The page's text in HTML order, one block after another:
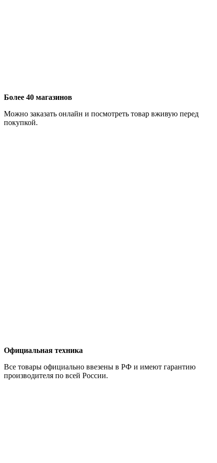
Более 40 магазинов
Можно заказать онлайн и посмотреть товар вживую перед
покупкой.
Официальная техника
Все товары официально ввезены в РФ и имеют гарантию
производителя по всей России.